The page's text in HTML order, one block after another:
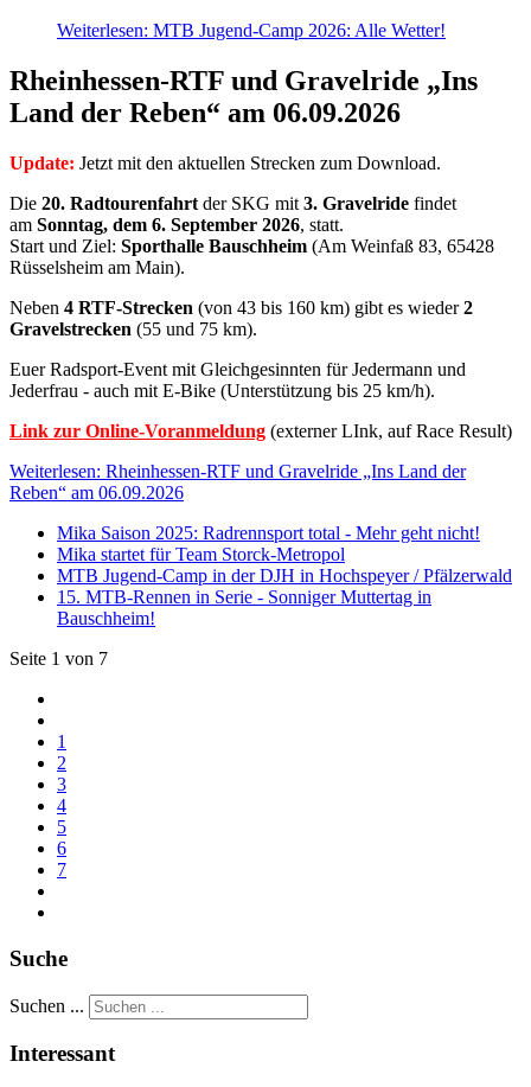
Weiterlesen: MTB Jugend-Camp 2026: Alle Wetter!
Rheinhessen-RTF und Gravelride „Ins
Land der Reben“ am 06.09.2026
Update: Jetzt mit den aktuellen Strecken zum Download.
Die 20. Radtourenfahrt der SKG mit 3. Gravelride findet
am Sonntag, dem 6. September 2026, statt.
Start und Ziel: Sporthalle Bauschheim (Am Weinfaß 83, 65428
Rüsselsheim am Main).
Neben 4 RTF-Strecken (von 43 bis 160 km) gibt es wieder2
Gravelstrecken (55 und 75 km).
Euer Radsport-Event mit Gleichgesinnten für Jedermann und
Jederfrau - auch mit E-Bike (Unterstützung bis 25 km/h).
Link zur Online-Voranmeldung (externer LInk, auf Race Result)
Weiterlesen: Rheinhessen-RTF und Gravelride „Ins Land der
Reben“ am 06.09.2026
Mika Saison 2025: Radrennsport total - Mehr geht nicht!
Mika startet für Team Storck-Metropol
MTB Jugend-Camp in der DJH in Hochspeyer / Pfälzerwald
15. MTB-Rennen in Serie - Sonniger Muttertag in
Bauschheim!
Seite 1 von 7
1
2
3
4
5
6
7
Suche
Suchen ...
Interessant